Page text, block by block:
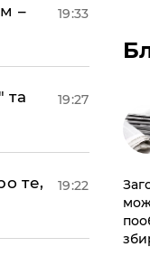
–
19:33
та
19:27
те,
19:22